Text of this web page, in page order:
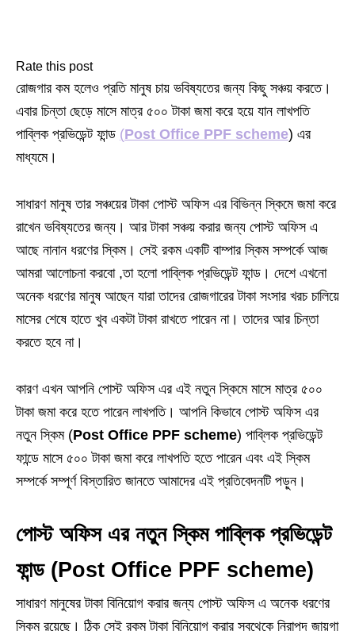
Rate this post
রোজগার কম হলেও প্রতি মানুষ চায় ভবিষ্যতের জন্য কিছু সঞ্চয় করতে।
এবার চিন্তা ছেড়ে মাসে মাত্র ৫০০ টাকা জমা করে হয়ে যান লাখপতি
পাব্লিক প্রভিডেন্ট ফান্ড (Post Office PPF scheme) এর
মাধ্যমে।
সাধারণ মানুষ তার সঞ্চয়ের টাকা পোস্ট অফিস এর বিভিন্ন স্কিমে জমা করে
রাখেন ভবিষ্যতের জন্য। আর টাকা সঞ্চয় করার জন্য পোস্ট অফিস এ
আছে নানান ধরণের স্কিম। সেই রকম একটি বাম্পার স্কিম সম্পর্কে আজ
আমরা আলোচনা করবো ,তা হলো পাব্লিক প্রভিডেন্ট ফান্ড। দেশে এখনো
অনেক ধরণের মানুষ আছেন যারা তাদের রোজগারের টাকা সংসার খরচ চালিয়ে
মাসের শেষে হাতে খুব একটা টাকা রাখতে পারেন না। তাদের আর চিন্তা
করতে হবে না।
কারণ এখন আপনি পোস্ট অফিস এর এই নতুন স্কিমে মাসে মাত্র ৫০০
টাকা জমা করে হতে পারেন লাখপতি। আপনি কিভাবে পোস্ট অফিস এর
নতুন স্কিম (Post Office PPF scheme) পাব্লিক প্রভিডেন্ট
ফান্ডে মাসে ৫০০ টাকা জমা করে লাখপতি হতে পারেন এবং এই স্কিম
সম্পর্কে সম্পূর্ণ বিস্তারিত জানতে আমাদের এই প্রতিবেদনটি পড়ুন।
পোস্ট অফিস এর নতুন স্কিম পাব্লিক প্রভিডেন্ট
ফান্ড(Post Office PPF scheme)
সাধারণ মানুষের টাকা বিনিয়োগ করার জন্য পোস্ট অফিস এ অনেক ধরণের
স্কিম রয়েছে। ঠিক সেই রকম টাকা বিনিয়োগ করার সবথেকে নিরাপদ জায়গা